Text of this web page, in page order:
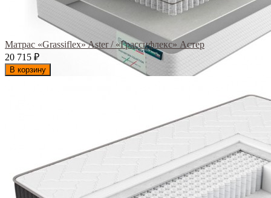
Матрас «Grassiflex» Aster / «Грассифлекс» Астер
20 715 ₽
В корзину